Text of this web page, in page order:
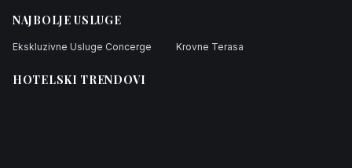
NAJBOLJE USLUGE
Ekskluzivne Usluge Concerge Krovne Terasa
HOTELSKI TRENDOVI